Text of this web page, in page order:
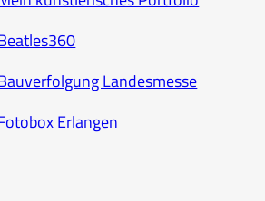
Landesmesse
Erlangen